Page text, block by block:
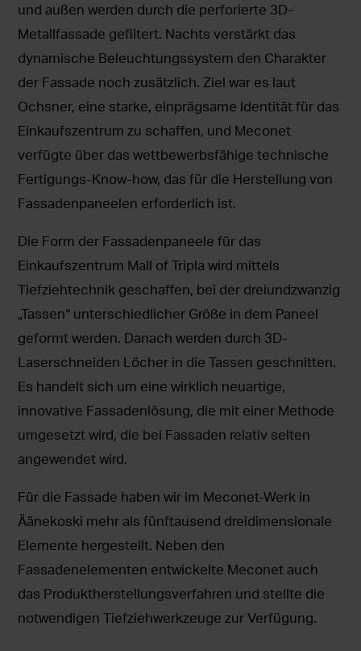
und außen werden durch die perforierte 3D-
Metallfassade gefiltert. Nachts verstärkt das
dynamische Beleuchtungssystem den Charakter
der Fassade noch zusätzlich. Ziel war es laut
Ochsner, eine starke, einprägsame Identität für das
Einkaufszentrum zu schaffen, und Meconet
verfügte über das wettbewerbsfähige technische
Fertigungs-Know-how, das für die Herstellung von
Fassadenpaneelen erforderlich ist.
Die Form der Fassadenpaneele für das
Einkaufszentrum Mall of Tripla wird mittels
Tiefziehtechnik geschaffen, bei der dreiundzwanzig
„Tassen“ unterschiedlicher Größe in dem Paneel
geformt werden. Danach werden durch 3D-
Laserschneiden Löcher in die Tassen geschnitten.
Es handelt sich um eine wirklich neuartige,
innovative Fassadenlösung, die mit einer Methode
umgesetzt wird, die bei Fassaden relativ selten
angewendet wird.
Für die Fassade haben wir im Meconet-Werk in
Äänekoski mehr als fünftausend dreidimensionale
Elemente hergestellt. Neben den
Fassadenelementen entwickelte Meconet auch
das Produktherstellungsverfahren und stellte die
notwendigen Tiefziehwerkzeuge zur Verfügung.